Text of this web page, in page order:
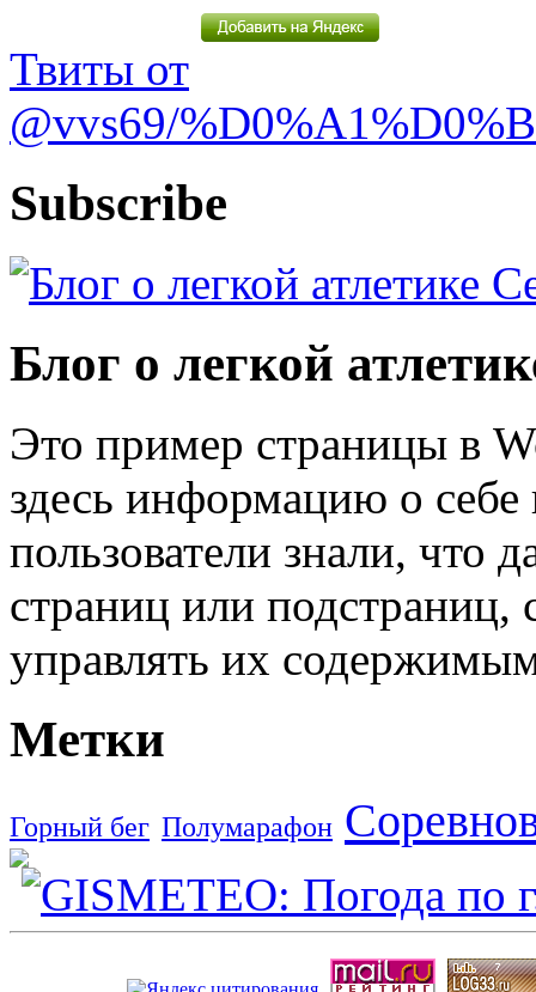
Твиты от
@vvs69/
Subscribe
Блог о легкой
Это пример страницы в
здесь информацию о себе
пользователи знали, что
страниц или подстраниц,
управлять их
Метки
Горный бег Полумарафон